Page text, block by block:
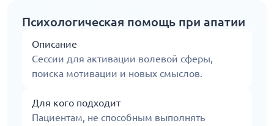
Психологическая помощь при апатии
Описание
Сессии для активации волевой сферы,
поиска мотивации и новых смыслов.
Для кого подходит
Пациентам, не способным выполнять